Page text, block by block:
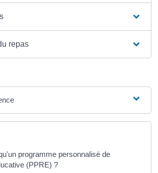
repas
programme personnalisé de
(PPRE) ?